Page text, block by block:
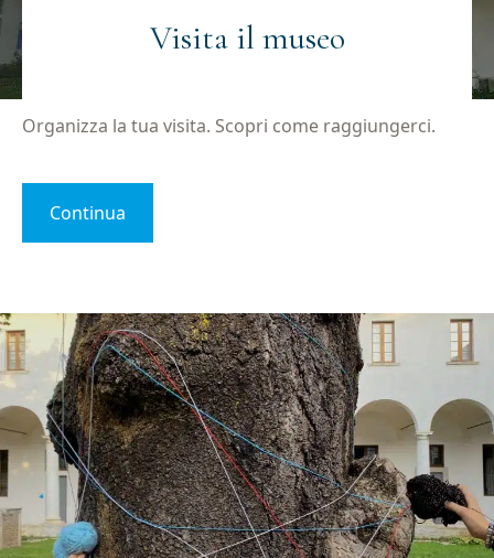
Visita il museo
Organizza la tua visita. Scopri come raggiungerci.
Continua